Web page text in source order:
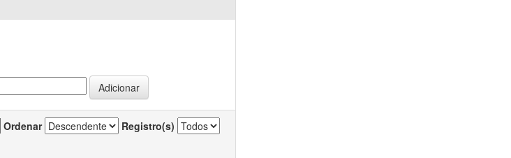
Ordenar Registro(s)